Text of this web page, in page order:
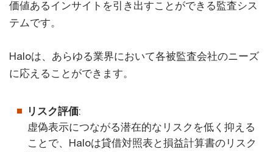
価値あるインサイトを引き出すことができる監査シス
テムです。
Haloは、あらゆる業界において各被監査会社のニーズ
に応えることができます。
リスク評価:
虚偽表示につながる潜在的なリスクを低く抑える
ことで、Haloは貸借対照表と損益計算書のリスク